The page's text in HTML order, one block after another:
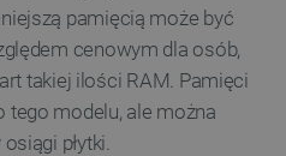
pamięcią może być
cenowym dla osób,
takiej ilości RAM. Pamięci
tego modelu, ale można
płytki.
botland.com.pl